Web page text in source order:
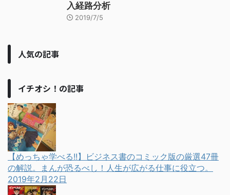
入経路分析
2019/7/5
人気の記事
イチオシ！の記事
【めっちゃ学べる!!】ビジネス書のコミック版の厳選47冊
の解説。まんが恐るべし！人生が広がる仕事に役立つ。
2019年2月22日